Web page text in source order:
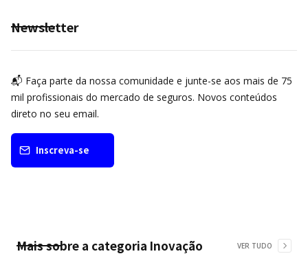
Newsletter
📬 Faça parte da nossa comunidade e junte-se aos mais de 75
mil profissionais do mercado de seguros. Novos conteúdos
direto no seu email.
Inscreva-se
Mais sobre a categoria Inovação VER TUDO